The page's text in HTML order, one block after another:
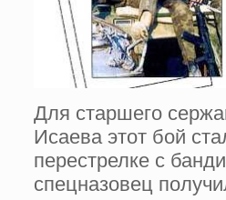
Для старшего
Исаева этот бой
перестрелке с
спецназовец